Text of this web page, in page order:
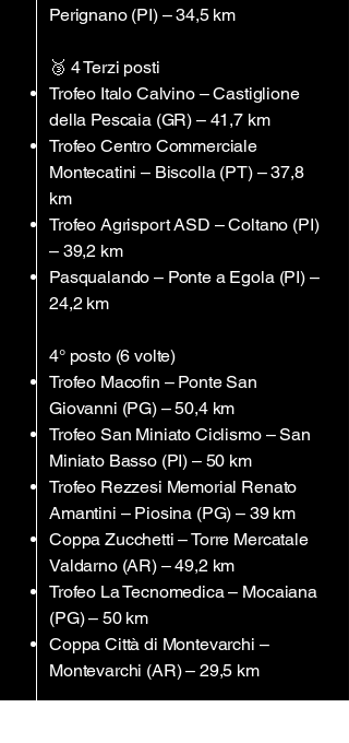
Perignano (PI) – 34,5 km
🥉 4 Terzi posti
Trofeo Italo Calvino – Castiglione
della Pescaia (GR) – 41,7 km
Trofeo Centro Commerciale
Montecatini – Biscolla (PT) – 37,8
km
Trofeo Agrisport ASD – Coltano (PI)
– 39,2 km
Pasqualando – Ponte a Egola (PI) –
24,2 km
4° posto (6 volte)
Trofeo Macofin – Ponte San
Giovanni (PG) – 50,4 km
Trofeo San Miniato Ciclismo – San
Miniato Basso (PI) – 50 km
Trofeo Rezzesi Memorial Renato
Amantini – Piosina (PG) – 39 km
Coppa Zucchetti – Torre Mercatale
Valdarno (AR) – 49,2 km
Trofeo La Tecnomedica – Mocai­ana
(PG) – 50 km
Coppa Città di Montevarchi –
Montevarchi (AR) – 29,5 km